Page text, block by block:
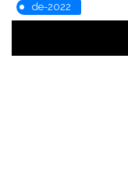
de-2022